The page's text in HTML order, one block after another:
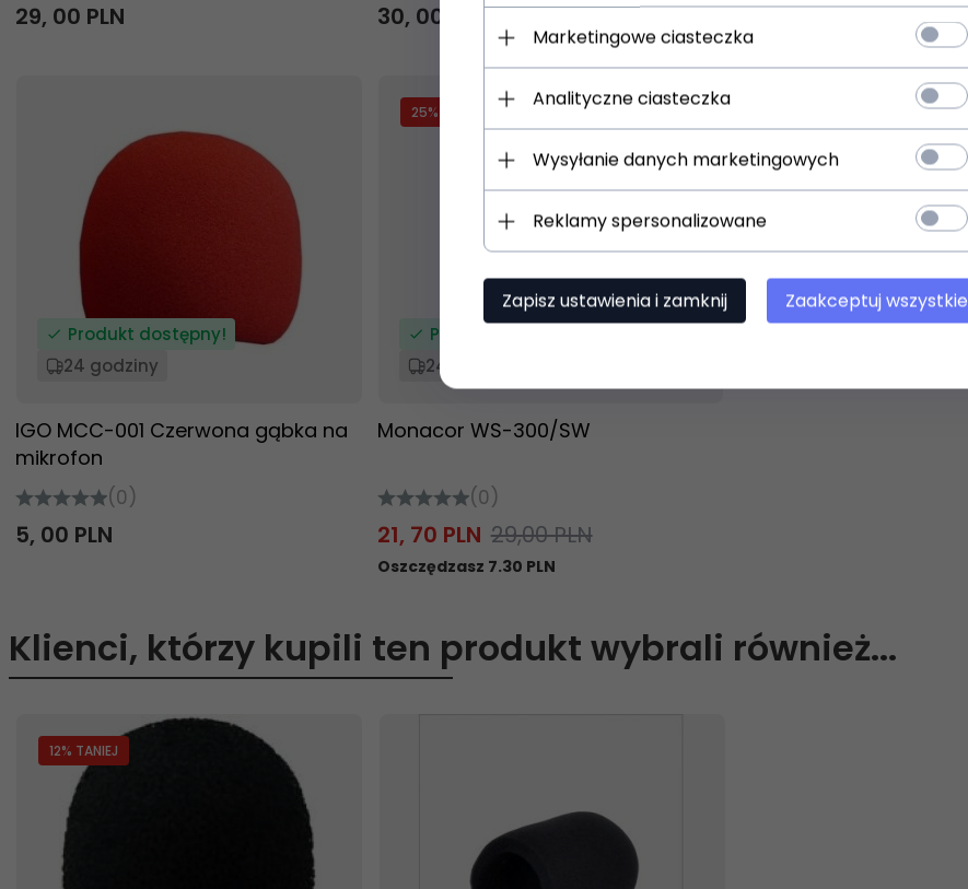
29, 00 PLN 30, 00 PLN 5,00PLN
Produkt dostępny!
24 godziny
IGO MCC-001 Czerwona gąbka na
mikrofon
(0)
5, 00 PLN
25% TANIEJ
Produkt dostępny!
24 godziny
Monacor WS-300/SW
(0)
21, 70 PLN 29,00 PLN
Oszczędzasz 7.30 PLN
Klienci, którzy kupili ten produkt wybrali również...
12% TANIEJ
Marketingowe ciasteczka
Analityczne ciasteczka
Wysyłanie danych marketingowych
Reklamy spersonalizowane
Zapisz ustawienia i zamknij Zaakceptuj wszystkie